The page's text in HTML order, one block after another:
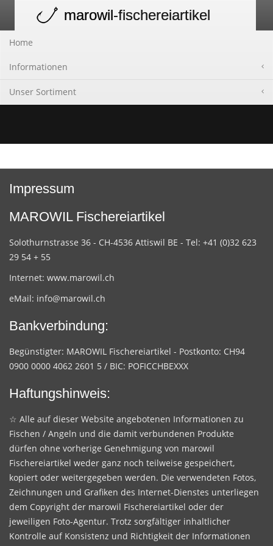
navigation
marowil-fischereiartikel
Home
Informationen
Unser Sortiment
Impressum
MAROWIL Fischereiartikel
Solothurnstrasse 36 - CH-4536 Attiswil BE - Tel: +41 (0)32 623
29 54 + 55
Internet: www.marowil.ch
eMail: info@marowil.ch
Bankverbindung:
Begünstigter: MAROWIL Fischereiartikel - Postkonto: CH94
0900 0000 4062 2601 5 / BIC: POFICCHBEXXX
Haftungshinweis:
☆ Alle auf dieser Website angebotenen Informationen zu
Fischen / Angeln und die damit verbundenen Produkte
dürfen ohne vorherige Genehmigung von marowil
Fischereiartikel weder ganz noch teilweise gespeichert,
kopiert oder weitergegeben werden. Die verwendeten Fotos,
Zeichnungen und Grafiken des Internet-Dienstes unterliegen
dem Copyright der marowil Fischereiartikel oder der
jeweiligen Foto-Agentur. Trotz sorgfältiger inhaltlicher
Kontrolle auf Konsistenz und Richtigkeit der Informationen